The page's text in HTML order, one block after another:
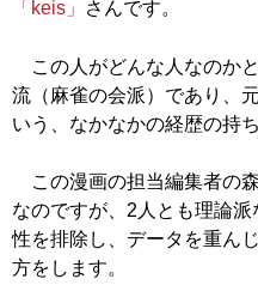
「keis」
さんです。
この人がどんな人なのか
流（麻雀の会派）であり、
いう、なかなかの経歴の持
この漫画の担当編集者の
なのですが、2人とも理論
性を排除し、データを重ん
方をします。